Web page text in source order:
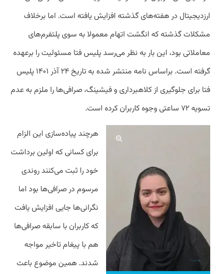
ارزدیجیتال در هفته‌های گذشته افزایش یافته است. اما برخلاف
مشکلات گذشته که انگشت اتهام معمولا به سوی پلتفرم‌های
معاملاتی بود، این بار به نظر می‌رسد پلیس فتا مسئولیت را برعهده
گرفته است. براساس نامه منتشر شده به تاریخ ۲۴ آذر ۱۴۰۱ پلیس
فتا برای جلوگیری از کلاهبرداری و فیشینگ، صرافی‌ها را ملزم به عدم
تسویه ۷۲ ساعتی وجوه کاربران کرده است.
هرچند پیاده‌سازی این الزام
برای کسانی که اولین برداشت
خود را ثبت می‌کنند روندی
مرسوم در صرافی‌ها بود اما
نگرانی‌ها جایی افزایش یافت
که کاربران با سابقه صرافی‌ها
هم با پیغام تاخیر مواجه
شدند. همین موضوع باعث